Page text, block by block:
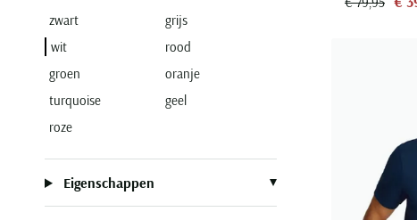
zwart
grijs
wit
rood
groen
oranje
turquoise
geel
roze
Eigenschappen